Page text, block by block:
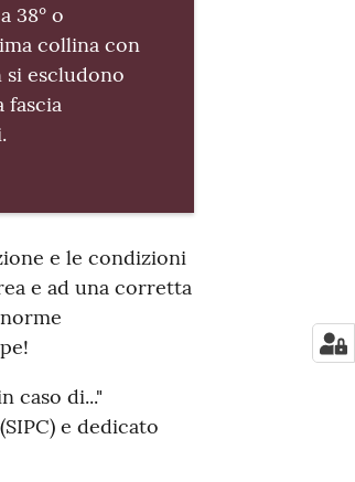
38° o
collina con
escludono
fascia
e le condizioni
e ad una corretta
caso di..."
e dedicato